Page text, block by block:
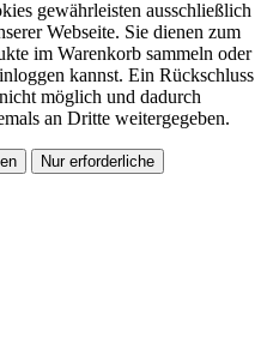
gewährleisten ausschließlich
Webseite. Sie dienen zum
im Warenkorb sammeln oder
kannst. Ein Rückschluss
möglich und dadurch
an Dritte weitergegeben.
Nur erforderliche